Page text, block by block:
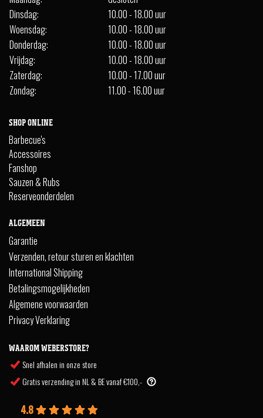
Dinsdag:
10.00 - 18.00 uur
Woensdag:
10.00 - 18.00 uur
Donderdag:
10.00 - 18.00 uur
Vrijdag:
10.00 - 18.00 uur
Zaterdag:
10.00 - 17.00 uur
Zondag:
11.00 - 16.00 uur
SHOP ONLINE
Barbecue's
Accessoires
Fanshop
Sauzen & Rubs
Reserveonderdelen
ALGEMEEN
Garantie
Verzenden, retour sturen en klachten
International Shipping
Betalingsmogelijkheden
Algemene voorwaarden
Privacy Verklaring
WAAROM WEBERSTORE?
Snel afhalen in onze store
Gratis verzending in NL & BE vanaf €100,-
4.8